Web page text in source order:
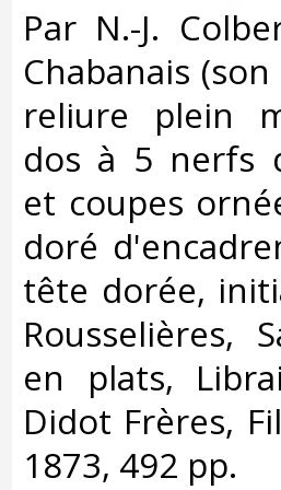
‎Par N.-J.
Chabanais
reliure plein
dos à 5 nerfs
et coupes
doré
tête dorée,
Rousselières,
en plats,
Didot Frères,
1873, 492 pp.‎